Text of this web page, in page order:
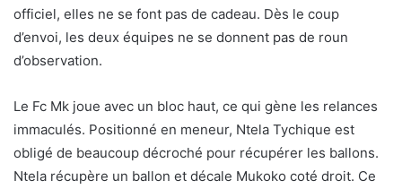
officiel, elles ne se font pas de cadeau. Dès le coup
d’envoi, les deux équipes ne se donnent pas de roun
d’observation.
Le Fc Mk joue avec un bloc haut, ce qui gène les relances
immaculés. Positionné en meneur, Ntela Tychique est
obligé de beaucoup décroché pour récupérer les ballons.
Ntela récupère un ballon et décale Mukoko coté droit. Ce